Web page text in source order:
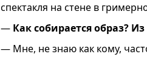
спектакля на стене в
— Как собирается образ? Из
— Мне, не знаю как кому,